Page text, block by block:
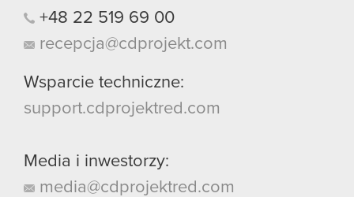
+48 22 519 69 00
recepcja@cdprojekt.com
Wsparcie techniczne:
support.cdprojektred.com
Media i inwestorzy:
media@cdprojektred.com